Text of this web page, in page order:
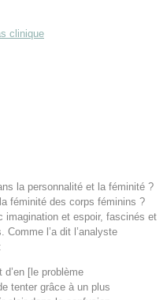
clinique
la personnalité et la féminité ?
féminité des corps féminins ?
imagination et espoir, fascinés et
l’a dit l’analyste
[le problème
tenter grâce à un plus